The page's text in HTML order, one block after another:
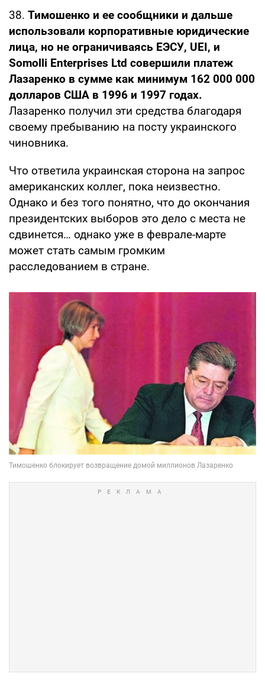
38. Тимошенко и ее сообщники и дальше
использовали корпоративные юридические
лица, но не ограничиваясь ЕЭСУ, UEI, и
Somolli Enterprises Ltd совершили платеж
Лазаренко в сумме как минимум 162 000 000
долларов США в 1996 и 1997 годах.
Лазаренко получил эти средства благодаря
своему пребыванию на посту украинского
чиновника.
Что ответила украинская сторона на запрос
американских коллег, пока неизвестно.
Однако и без того понятно, что до окончания
президентских выборов это дело с места не
сдвинется… однако уже в феврале-марте
может стать самым громким
расследованием в стране.